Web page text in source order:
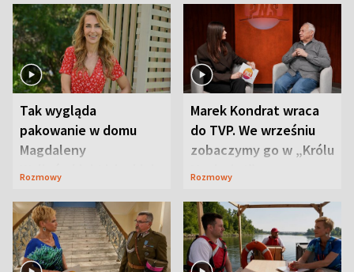
Tak wygląda
pakowanie w domu
Magdaleny
Waligórskiej-Lisieckiej.
Rozmowy
Marek Kondrat wraca
do TVP. We wrześniu
zobaczymy go w „Królu
Maciusiu I”
Rozmowy